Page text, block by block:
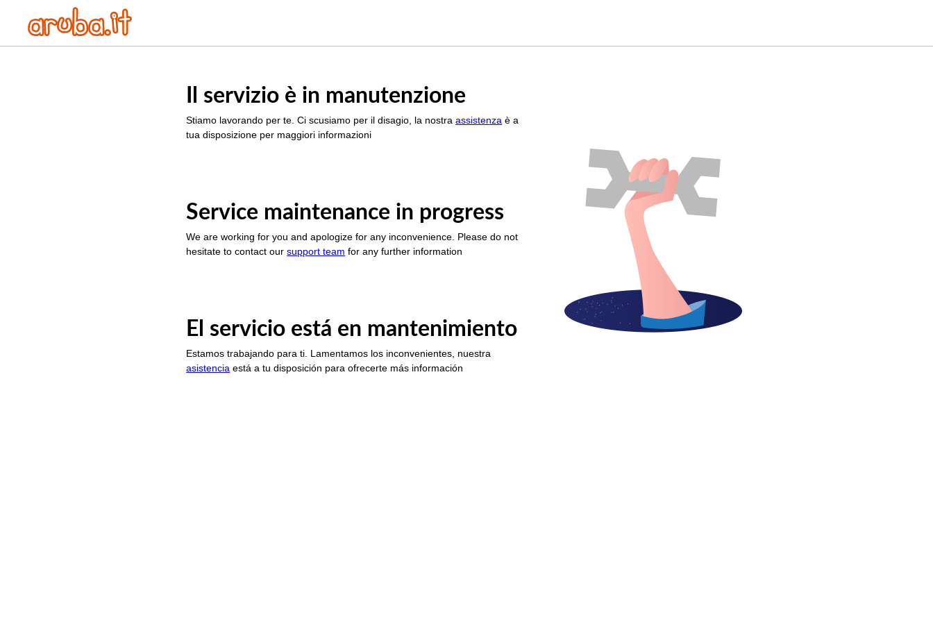
Il servizio è in manutenzione
Stiamo lavorando per te. Ci scusiamo per il disagio, la nostraassistenza è a
tua disposizione per maggiori informazioni
Service maintenance in progress
We are working for you and apologize for any inconvenience. Please do not
hesitate to contact oursupport team for any further information
El servicio está en mantenimiento
Estamos trabajando para ti. Lamentamos los inconvenientes, nuestra
asistencia está a tu disposición para ofrecerte más información